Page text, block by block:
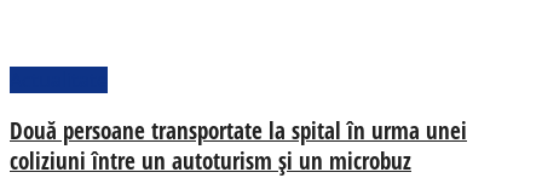
Două persoane transportate la spital în urma unei
coliziuni între un autoturism și un microbuz